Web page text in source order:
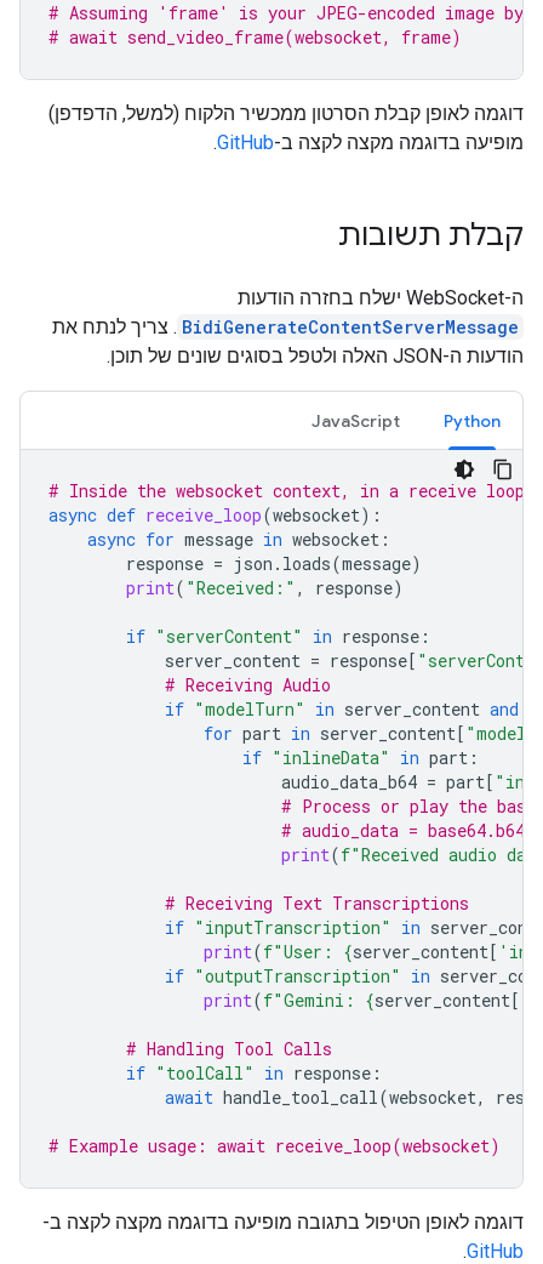
# Assuming 'frame' is your JPEG-encoded image
# await send_video_frame(websocket, frame)
דוגמה לאופן קבלת הסרטון ממכשיר הלקוח (למשל, הדפדפן)
מופיעה בדוגמה מקצה לקצה ב-GitHub
.
קבלת תשובות
ה-WebSocket ישלח בחזרה הודעות
BidiGenerateContentServerMessage . צריך לנתח את
הודעות ה-JSON האלה ולטפל בסוגים שונים של תוכן.
Python
JavaScript
# Inside the websocket context, in a receive loop
async def receive_loop(websocket):
async for message in websocket :
response = json . loads(message)
print( "Received:" , response)
if "serverContent" in response :
server_content = response[
# Receiving Audio
if "modelTurn" in server_content and
for part in server_content[
if "inlineData" in part :
audio_data_b64 = part[
# Process or play the
# audio_data =
print(f"Received audio
# Receiving Text Transcriptions
if "inputTranscription" in
print(f"User: {server_content[
if "outputTranscription" in
print(f"Gemini: {server_content[
# Handling Tool Calls
if "toolCall" in response :
await handle_tool_call(websocket,
# Example usage: await receive_loop(websocket)
דוגמה לאופן הטיפול בתגובה מופיעה בדוגמה מקצה לקצה ב-
GitHub
.